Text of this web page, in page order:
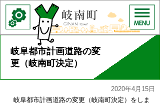
岐阜都市計画道路の変
更（岐南町決定）
2020年4月15日
岐阜都市計画道路の変更（岐南町決定）をしま